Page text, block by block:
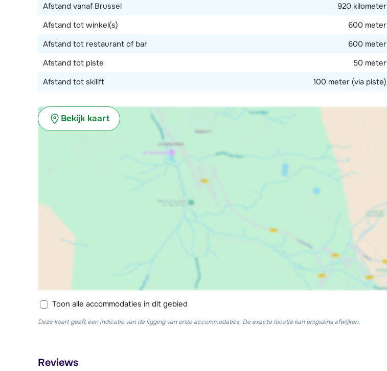
Afstand vanaf Brussel
920 kilometer
Afstand tot winkel(s)
600 meter
Afstand tot restaurant of bar
600 meter
Afstand tot piste
50 meter
Afstand tot skilift
100 meter (via piste)
Bekijk kaart
Toon alle accommodaties in dit gebied
Deze kaart geeft een indicatie van de ligging van onze accommodaties. De exacte locatie kan enigszins afwijken.
Reviews